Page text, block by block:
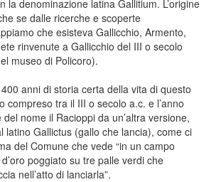
la denominazione latina Gallitium. L’origine
se dalle ricerche e scoperte
che esisteva Gallicchio, Armento,
rinvenute a Gallicchio del III o secolo
museo di Policoro).
anni di storia certa della vita di questo
compreso tra il III o secolo a.c. e l’anno
del nome il Racioppi da un’altra versione,
latino Gallictus (gallo che lancia), come ci
del Comune che vede “in un campo
poggiato su tre palle verdi che
nell’atto di lanciarla”.